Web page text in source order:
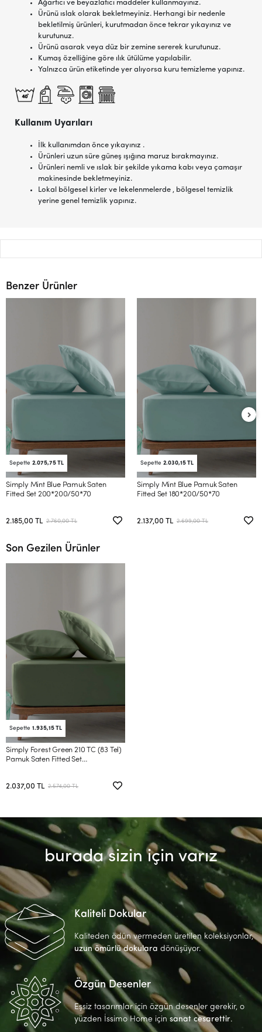
Ağartıcı ve beyazlatıcı maddeler kullanmayınız.
Ürünü ıslak olarak bekletmeyiniz. Herhangi bir nedenle
bekletilmiş ürünleri, kurutmadan önce tekrar yıkayınız ve
kurutunuz.
Ürünü asarak veya düz bir zemine sererek kurutunuz.
Kumaş özelliğine göre ılık ütülüme yapılabilir.
Yalnızca ürün etiketinde yer alıyorsa kuru temizleme yapınız.
Kullanım Uyarıları
İlk kullanımdan önce yıkayınız .
Ürünleri uzun süre güneş ışığına maruz bırakmayınız.
Ürünleri nemli ve ıslak bir şekilde yıkama kabı veya çamaşır
makinesinde bekletmeyiniz.
Lokal bölgesel kirler ve lekelenmelerde , bölgesel temizlik
yerine genel temizlik yapınız.
Benzer Ürünler
Sepette 2.075,75 TL
Simply Mint Blue Pamuk Saten
Fitted Set 200*200/50*70
2.185,00 TL 2.760,00 TL
Sepette 2.030,15 TL
Simply Mint Blue Pamuk Saten
Fitted Set 180*200/50*70
2.137,00 TL 2.699,00 TL
Son Gezilen Ürünler
Sepette 1.935,15 TL
Simply Forest Green 210 TC (83 Tel)
Pamuk Saten Fitted Set
2.037,00 TL 2.574,00 TL
burada sizin için varız
Kaliteli Dokular
Kaliteden ödün vermeden üretilen koleksiyonlar,
uzun ömürlü dokulara dönüşüyor.
Özgün Desenler
Eşsiz tasarımlar için özgün desenler gerekir, o
yüzden İssimo Home içinsanat cesarettir.